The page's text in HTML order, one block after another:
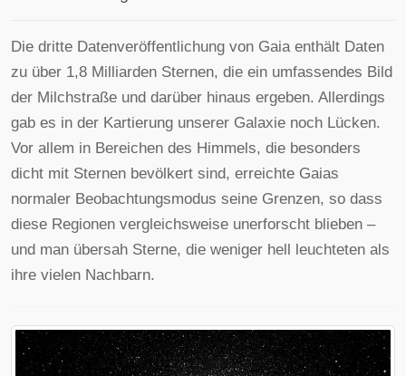
Die dritte Datenveröffentlichung von Gaia enthält Daten
zu über 1,8 Milliarden Sternen, die ein umfassendes Bild
der Milchstraße und darüber hinaus ergeben. Allerdings
gab es in der Kartierung unserer Galaxie noch Lücken.
Vor allem in Bereichen des Himmels, die besonders
dicht mit Sternen bevölkert sind, erreichte Gaias
normaler Beobachtungsmodus seine Grenzen, so dass
diese Regionen vergleichsweise unerforscht blieben –
und man übersah Sterne, die weniger hell leuchteten als
ihre vielen Nachbarn.